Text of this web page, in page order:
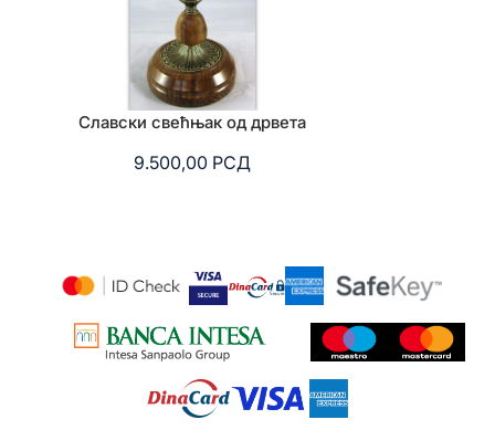
Славски свећњак од дрвета
9.500,00 РСД